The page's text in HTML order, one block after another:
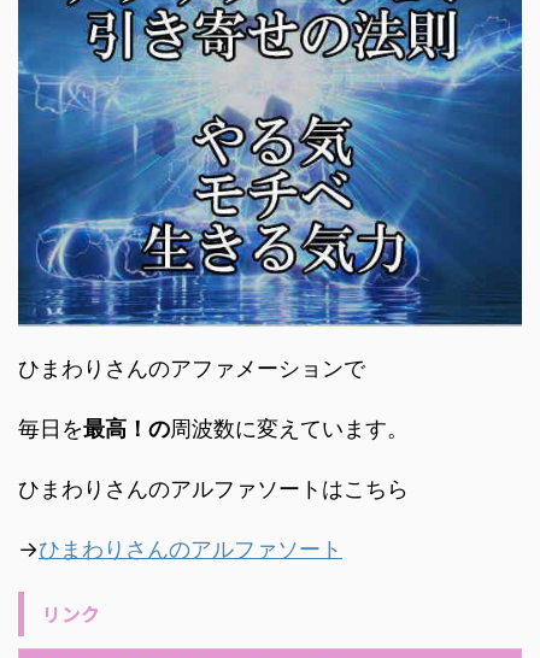
ひまわりさんのアファメーションで
毎日を最高！の周波数に変えています。
ひまわりさんのアルファソートはこちら
→ひまわりさんのアルファソート
リンク